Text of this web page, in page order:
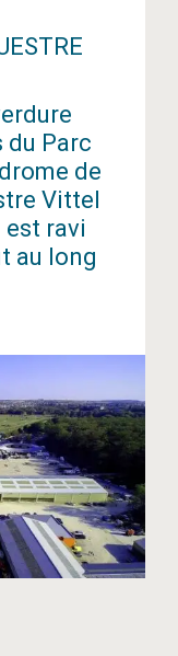
du Parc
de
Vittel
est ravi
au long